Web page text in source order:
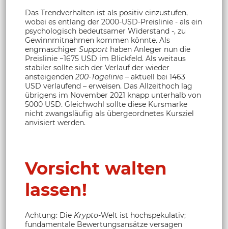
Das Trendverhalten ist als positiv einzustufen,
wobei es entlang der 2000-USD-Preislinie - als ein
psychologisch bedeutsamer Widerstand -, zu
Gewinnmitnahmen kommen könnte. Als
engmaschiger Support haben Anleger nun die
Preislinie ~1675 USD im Blickfeld. Als weitaus
stabiler sollte sich der Verlauf der wieder
ansteigenden 200-Tagelinie – aktuell bei 1463
USD verlaufend – erweisen. Das Allzeithoch lag
übrigens im November 2021 knapp unterhalb von
5000 USD. Gleichwohl sollte diese Kursmarke
nicht zwangsläufig als übergeordnetes Kursziel
anvisiert werden.
Vorsicht walten
lassen!
Achtung: Die Krypto-Welt ist hochspekulativ;
fundamentale Bewertungsansätze versagen